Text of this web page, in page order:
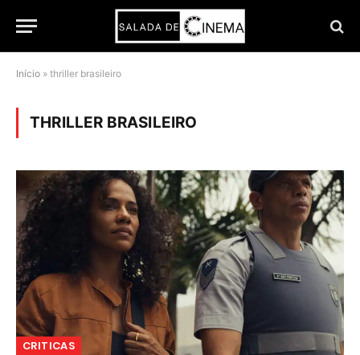
Início » thriller brasileiro
THRILLER BRASILEIRO
CRITICAS